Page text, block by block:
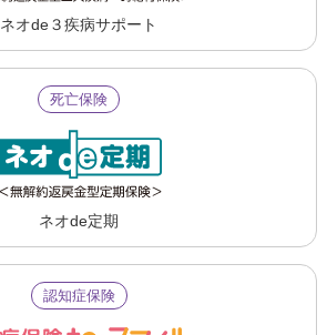
ネオde３疾病サポート
死亡保険
ネオde定期
認知症保険